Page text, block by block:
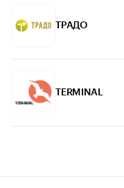
ТРАДО
TERMINAL